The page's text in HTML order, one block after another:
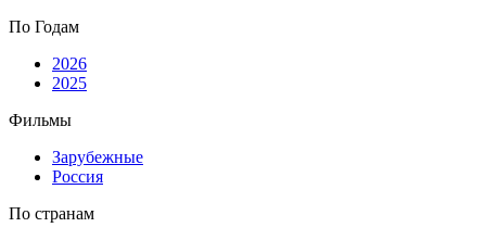
По Годам
2026
2025
Фильмы
Зарубежные
Россия
По странам